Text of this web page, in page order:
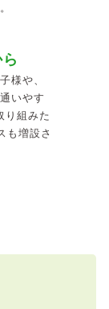
様や、
いやす
り組みた
も増設さ